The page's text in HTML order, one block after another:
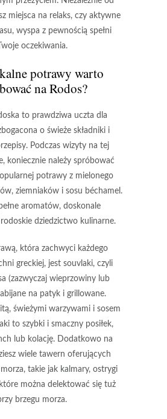
miejsca na relaks, czy aktywne
wyspa z pewnością spełni
Twoje oczekiwania.
potrawy warto
na Rodos?
to prawdziwa uczta dla
o świeże składniki i
Podczas wizyty na tej
koniecznie należy spróbować
potrawy z mielonego
ziemniaków i sosu béchamel.
aromatów, doskonale
dziedzictwo kulinarne.
która zachwyci każdego
greckiej, jest souvlaki, czyli
(zazwyczaj wieprzowiny lub
na patyk i grillowane.
świeżymi warzywami i sosem
to szybki i smaczny posiłek,
lub kolację. Dodatkowo na
wiele tawern oferujących
takie jak kalmary, ostrygi
można delektować się tuż
brzegu morza.